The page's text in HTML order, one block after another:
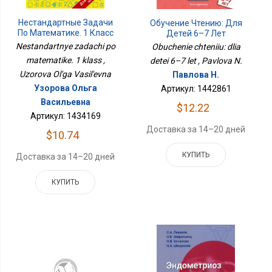
Нестандартные Задачи
По Математике. 1 Класс
Nestandartnye zadachi po
matematike. 1 klass ,
Uzorova Ol'ga Vasil'evna
Узорова Ольга
Васильевна
Артикул: 1434169
$10.74
Доставка за 14–20 дней
КУПИТЬ
Обучение Чтению: Для
Детей 6–7 Лет
Obuchenie chteniiu: dlia
detei 6–7 let , Pavlova N.
Павлова Н.
Артикул: 1442861
$12.22
Доставка за 14–20 дней
КУПИТЬ